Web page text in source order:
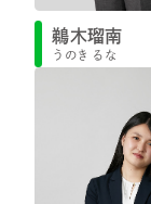
鵜木瑠南
うのき るな